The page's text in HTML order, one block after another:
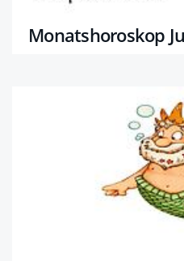
Monatshoroskop